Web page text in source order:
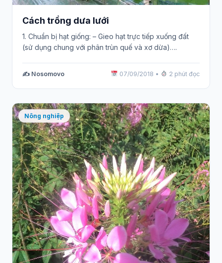
Cách trồng dưa lưới
1. Chuẩn bị hạt giống: – Gieo hạt trực tiếp xuống đất
(sử dụng chung với phân trùn quế và xơ dừa)….
✍️ Nosomovo 07/09/2018 • 2 phút đọc
Nông nghiệp